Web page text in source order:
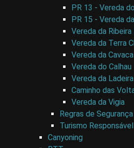
PR 13 - Vereda
PR 15 - Vereda
Vereda da Ribeira
Vereda da Terra
Vereda da Cavaca
Vereda do Calhau
Vereda da Ladeira
Caminho das
Vereda da Vigia
Regras de Segurança
Turismo Responsável
Canyoning